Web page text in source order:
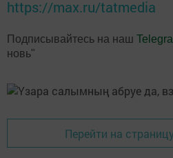
https://max.ru/tatmedia
Подписывайтесь на наш
новь"
Перейти на